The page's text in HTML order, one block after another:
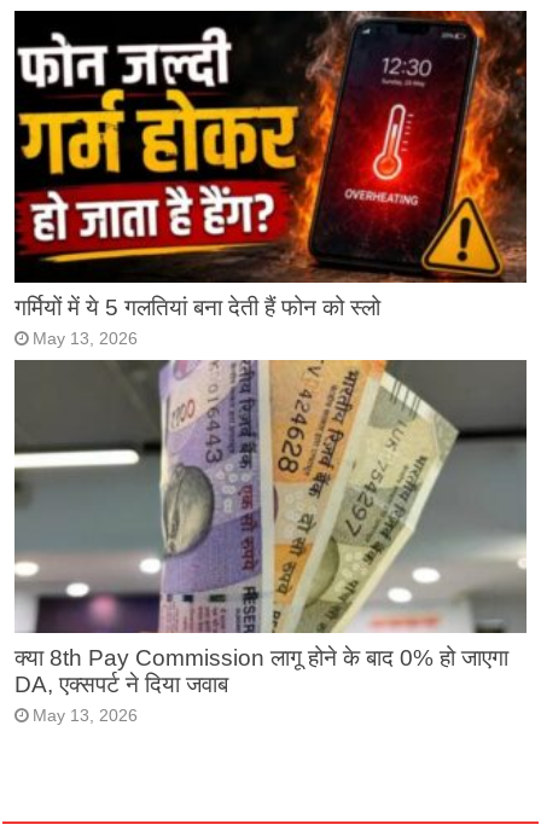
गर्मियों में ये 5 गलतियां बना देती हैं फोन को स्लो
May 13, 2026
क्या 8th Pay Commission लागू होने के बाद 0% हो जाएगा
DA, एक्सपर्ट ने दिया जवाब
May 13, 2026